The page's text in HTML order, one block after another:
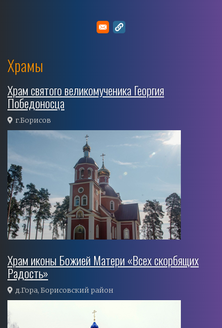
Храмы
Храм святого великомученика Георгия
Победоносца
г.Борисов
Храм иконы Божией Матери «Всех скорбящих
Радость»
д.Гора, Борисовский район